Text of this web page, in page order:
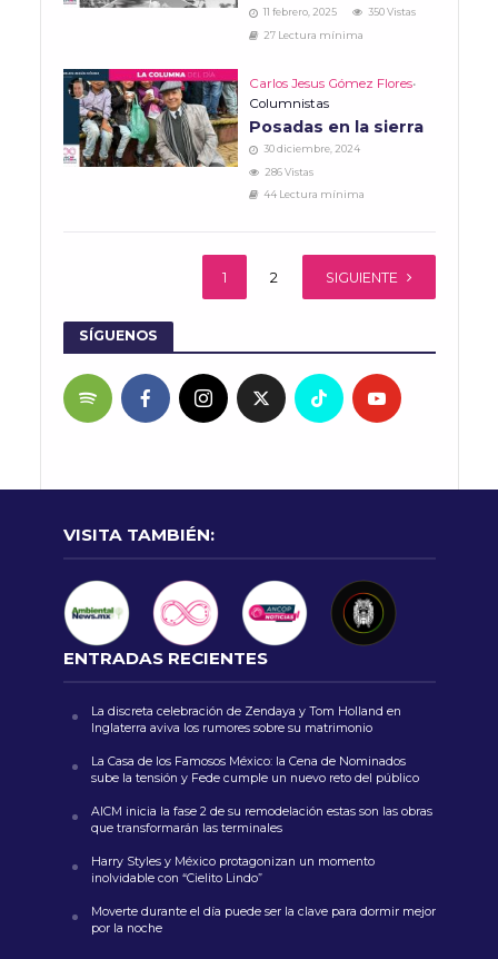
11 febrero, 2025
350 Vistas
27 Lectura mínima
Carlos Jesus Gómez Flores•
Columnistas
Posadas en la sierra
30 diciembre, 2024
286 Vistas
44 Lectura mínima
1 2 SIGUIENTE
SÍGUENOS
VISITA TAMBIÉN:
ENTRADAS RECIENTES
La discreta celebración de Zendaya y Tom Holland en
Inglaterra aviva los rumores sobre su matrimonio
La Casa de los Famosos México: la Cena de Nominados
sube la tensión y Fede cumple un nuevo reto del público
AICM inicia la fase 2 de su remodelación estas son las obras
que transformarán las terminales
Harry Styles y México protagonizan un momento
inolvidable con “Cielito Lindo”
Moverte durante el día puede ser la clave para dormir mejor
por la noche